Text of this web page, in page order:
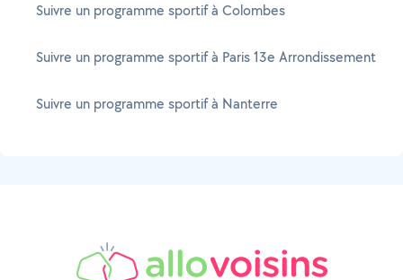
Suivre un programme sportif à Colombes
Suivre un programme sportif à Paris 13e Arrondissement
Suivre un programme sportif à Nanterre